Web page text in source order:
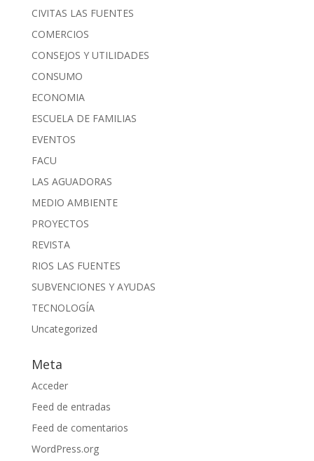
CIVITAS LAS FUENTES
COMERCIOS
CONSEJOS Y UTILIDADES
CONSUMO
ECONOMIA
ESCUELA DE FAMILIAS
EVENTOS
FACU
LAS AGUADORAS
MEDIO AMBIENTE
PROYECTOS
REVISTA
RIOS LAS FUENTES
SUBVENCIONES Y AYUDAS
TECNOLOGÍA
Uncategorized
Meta
Acceder
Feed de entradas
Feed de comentarios
WordPress.org